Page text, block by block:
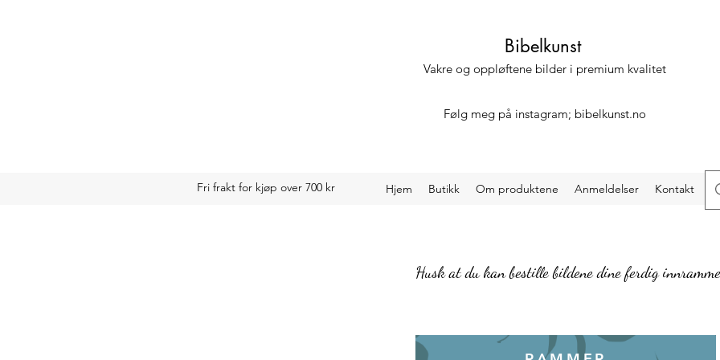
Bibelkunst
Vakre og oppløftene bilder i premium kvalitet
Følg meg på instagram; bibelkunst.no
Hjem Butikk Om produktene Anmeldelser Kontakt
Fri frakt for kjøp over 700 kr
Husk at du kan bestille bildene dine ferdig